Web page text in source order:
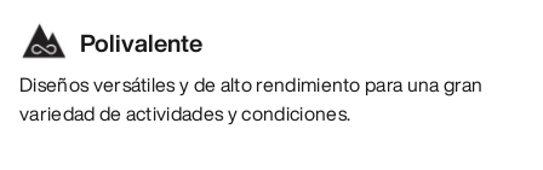
Polivalente
Diseños versátiles y de alto rendimiento para una gran
variedad de actividades y condiciones.